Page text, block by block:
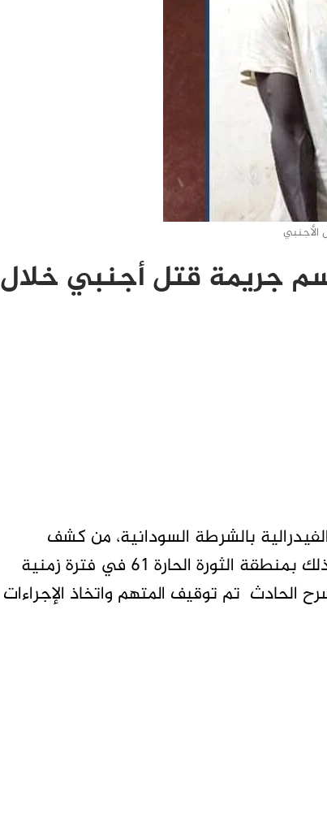
الأجنبي
جريمة قتل أجنبي خلال
بالشرطة السودانية، من كشف
غموض مقتل اجنبي من رعايا احدى دول الجوار وذلك بمنطقة الثورة الحارة 61 في فترة زمنية
الحادث تم توقيف المتهم واتخاذ الإجراءات